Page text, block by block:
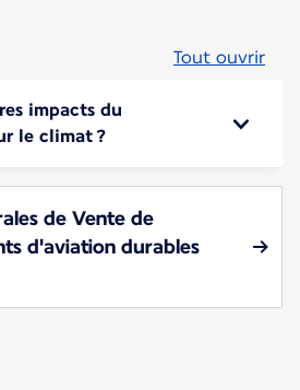
Tout ouvrir
impacts du
le climat ?
de Vente de
d'aviation durables